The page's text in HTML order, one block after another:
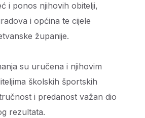
i ponos njihovih obitelji,
i općina te cijele
županije.
su uručena i njihovim
školskih športskih
i predanost važan dio
rezultata.